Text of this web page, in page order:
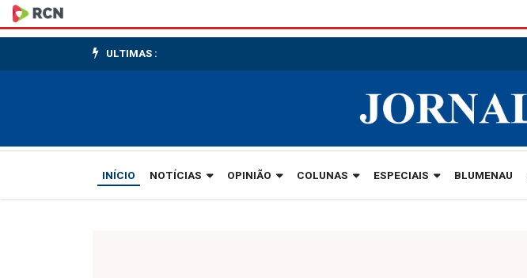
Volta
às
aulas
ULTIMAS :
INÍCIO NOTÍCIAS OPINIÃO COLUNAS ESPECIAIS BLUMENAU